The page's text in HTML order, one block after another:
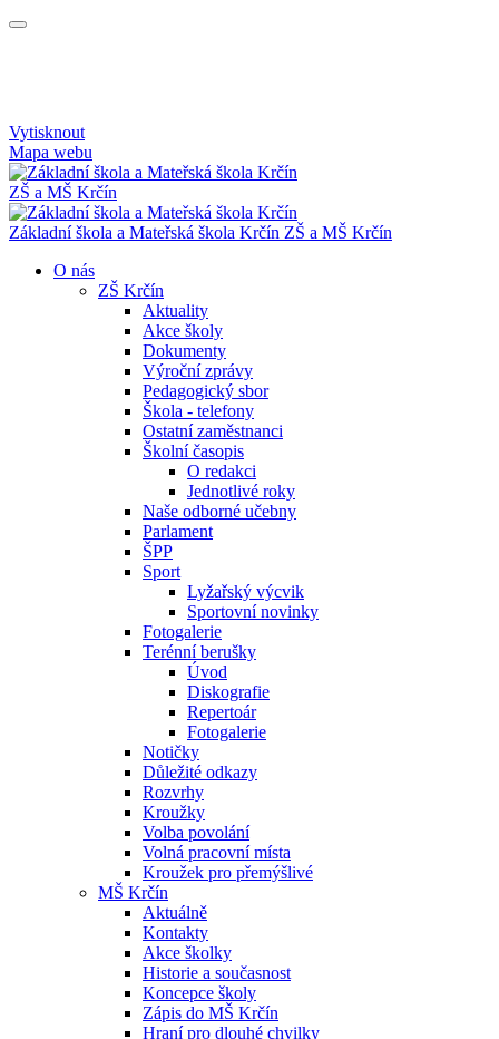
Vytisknout
Mapa webu
ZŠ a MŠ Krčín
Základní škola a Mateřská škola Krčín ZŠ a MŠ Krčín
O nás
ZŠ Krčín
Aktuality
Akce školy
Dokumenty
Výroční zprávy
Pedagogický sbor
Škola - telefony
Ostatní zaměstnanci
Školní časopis
O redakci
Jednotlivé roky
Naše odborné učebny
Parlament
ŠPP
Sport
Lyžařský výcvik
Sportovní novinky
Fotogalerie
Terénní berušky
Úvod
Diskografie
Repertoár
Fotogalerie
Notičky
Důležité odkazy
Rozvrhy
Kroužky
Volba povolání
Volná pracovní místa
Kroužek pro přemýšlivé
MŠ Krčín
Aktuálně
Kontakty
Akce školky
Historie a současnost
Koncepce školy
Zápis do MŠ Krčín
Hraní pro dlouhé chvilky